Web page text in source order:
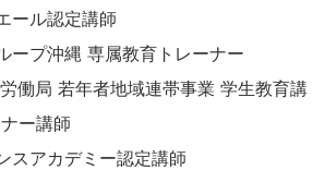
ール認定講師
ープ沖縄 専属教育トレーナー
働局 若年者地域連帯事業 学生教育講
ー講師
スアカデミー認定講師